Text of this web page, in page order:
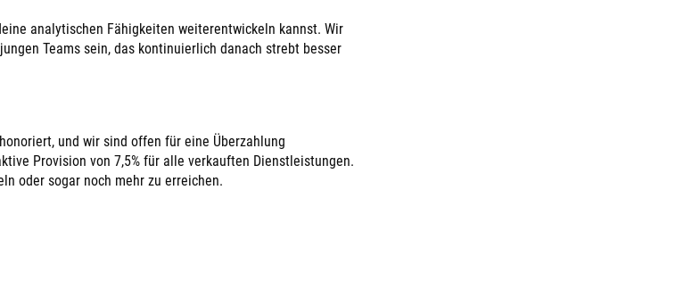
analytischen Fähigkeiten weiterentwickeln kannst. Wir
Teams sein, das kontinuierlich danach strebt besser
und wir sind offen für eine Überzahlung
Provision von 7,5% für alle verkauften Dienstleistungen.
oder sogar noch mehr zu erreichen.